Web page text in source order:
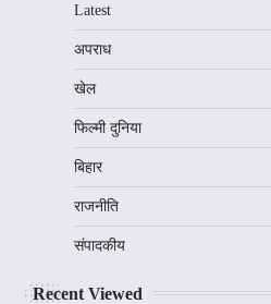
Latest
अपराध
खेल
फिल्मी दुनिया
बिहार
राजनीति
संपादकीय
Recent Viewed